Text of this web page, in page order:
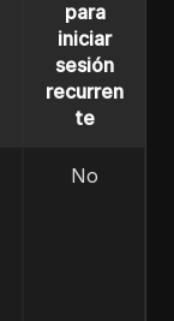
para
iniciar
sesión
recurren
te
No